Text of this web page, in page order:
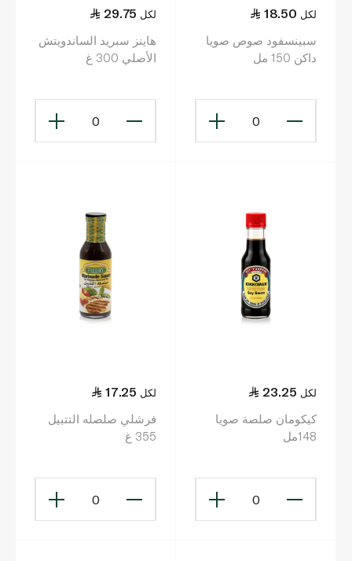
18.50 لكل
سبينسفود صوص صويا
داكن 150 مل
0
29.75 لكل
هاينز سبريد الساندويتش
الأصلي 300 غ
0
23.25 لكل
كيكومان صلصة صويا
148مل
0
17.25 لكل
فرشلي صلصله التتبيل
355 غ
0